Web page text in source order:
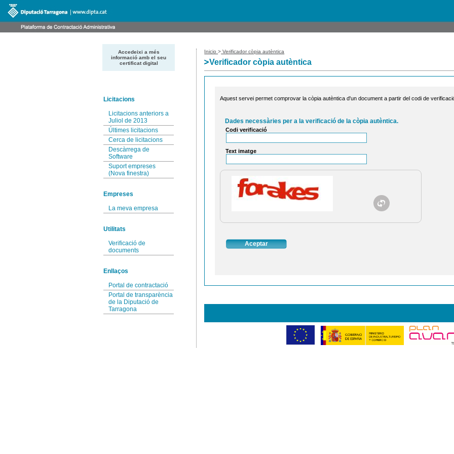
Accedeixi a més
informació amb el seu
certificat digital
Licitacions
Licitacions anteriors a
Juliol de 2013
Últimes licitacions
Cerca de licitacions
Descàrrega de
Software
Suport empreses
(Nova finestra)
Empreses
La meva empresa
Utilitats
Verificació de
documents
Enllaços
Portal de contractació
Portal de transparència
de la Diputació de
Tarragona
Inicio> Verificador còpia autèntica
Verificador còpia autèntica
Aquest servei permet comprovar la còpia autèntica d'un document a partir del codi de
Dades necessàries per a la verificació de la còpia autèntica.
Codi verificació
Text imatge